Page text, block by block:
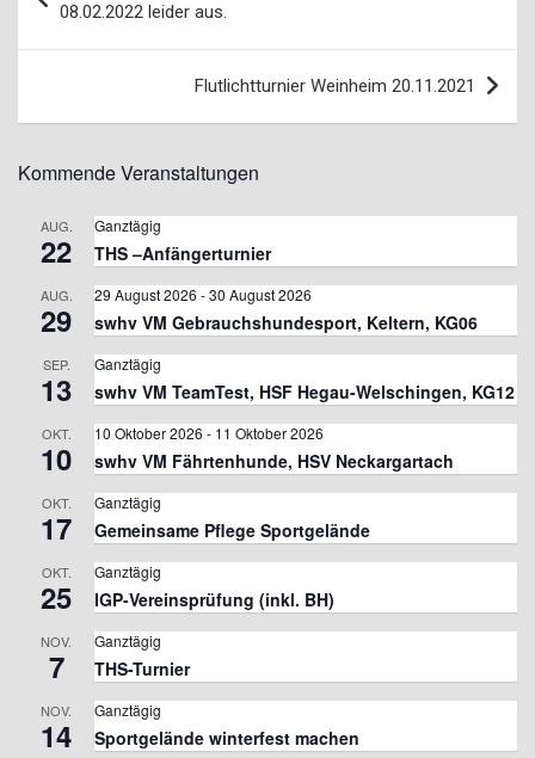
08.02.2022 leider aus.
Flutlichtturnier Weinheim 20.11.2021
Kommende Veranstaltungen
AUG.
22
Ganztägig
THS –Anfängerturnier
AUG.
29
29 August 2026 -30 August 2026
swhv VM Gebrauchshundesport, Keltern, KG06
SEP.
13
Ganztägig
swhv VM TeamTest, HSF Hegau-Welschingen, KG12
OKT.
10
10 Oktober 2026 - 11 Oktober 2026
swhv VM Fährtenhunde, HSV Neckargartach
OKT.
17
Ganztägig
Gemeinsame Pflege Sportgelände
OKT.
25
Ganztägig
IGP-Vereinsprüfung (inkl. BH)
NOV.
7
Ganztägig
THS-Turnier
NOV.
14
Ganztägig
Sportgelände winterfest machen